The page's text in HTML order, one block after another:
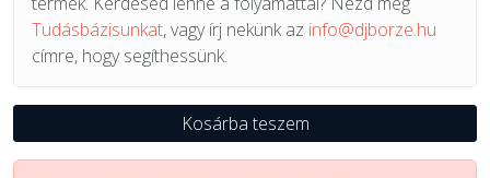
Tudásbázisunkat, vagy írj nekünk az info@djborze.hu
címre, hogy segíthessünk.
Kosárba teszem